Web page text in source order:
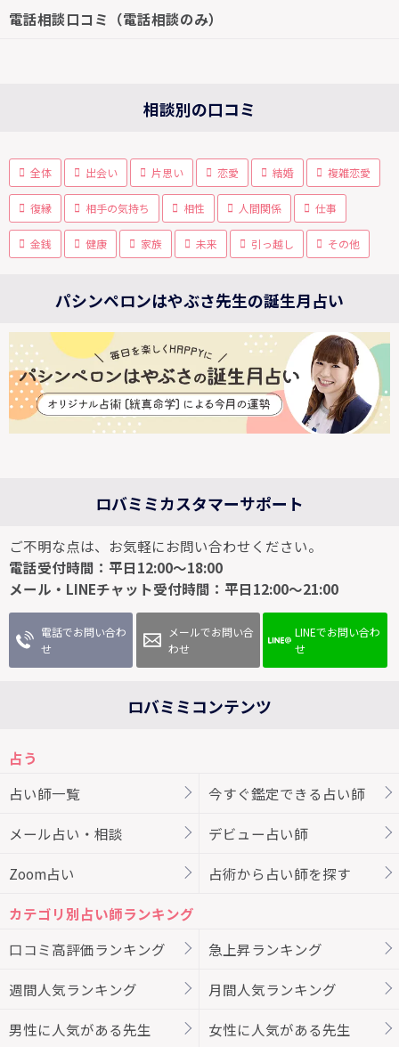
電話相談口コミ（電話相談のみ）
相談別の口コミ
全体 出会い 片思い 恋愛 結婚 複雑恋愛
復縁 相手の気持ち 相性 人間関係 仕事
金銭 健康 家族 未来 引っ越し その他
パシンペロンはやぶさ先生の誕生月占い
ロバミミカスタマーサポート
ご不明な点は、お気軽にお問い合わせください。
電話受付時間：平日12:00～18:00
メール・LINEチャット受付時間：平日12:00～21:00
電話でお問い合わ
せ
メールでお問い合
わせ
LINEでお問い合わ
せ
ロバミミコンテンツ
占う
占い師一覧
今すぐ鑑定できる占い師
メール占い・相談 デビュー占い師
Zoom占い 占術から占い師を探す
カテゴリ別占い師ランキング
口コミ高評価ランキング
急上昇ランキング
週間人気ランキング 月間人気ランキング
男性に人気がある先生 女性に人気がある先生